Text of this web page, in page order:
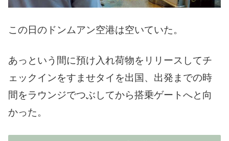
この日のドンムアン空港は空いていた。
あっという間に預け入れ荷物をリリースしてチ
ェックインをすませタイを出国、出発までの時
間をラウンジでつぶしてから搭乗ゲートへと向
かった。